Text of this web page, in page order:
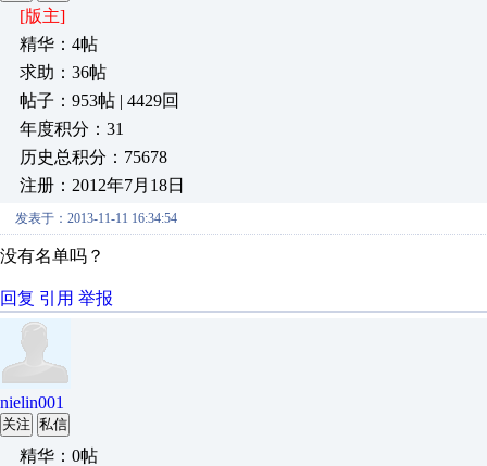
[版主]
精华：4帖
求助：36帖
帖子：953帖 | 4429回
年度积分：31
历史总积分：75678
注册：2012年7月18日
发表于：2013-11-11 16:34:54
没有名单吗？
回复 引用 举报
nielin001
关注 私信
精华：0帖